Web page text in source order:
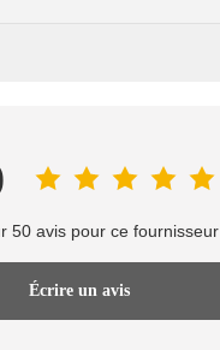
50 avis pour ce fournisseur
Écrire un avis